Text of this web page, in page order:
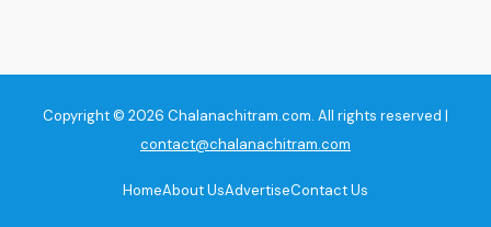
Copyright © 2026 Chalanachitram.com. All rights reserved |
contact@chalanachitram.com
HomeAbout UsAdvertiseContact Us